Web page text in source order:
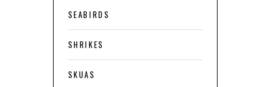
SEABIRDS
SHRIKES
SKUAS